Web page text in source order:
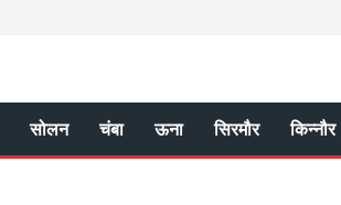
सोलन चंबा ऊना सिरमौर किन्नौर